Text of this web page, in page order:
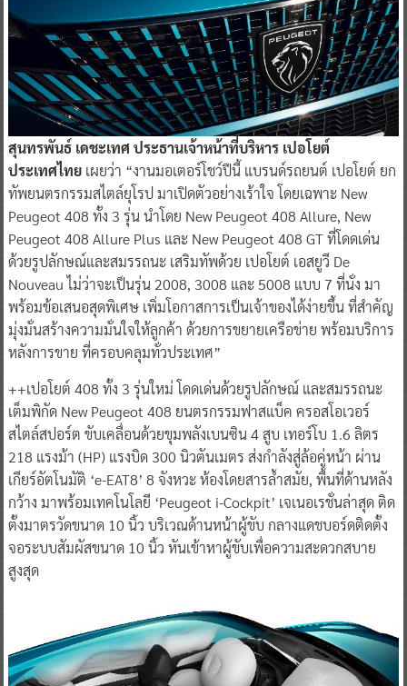
สุนทรพันธ์ เดชะเทศ ประธานเจ้าหน้าที่บริหาร เปอโยต์
ประเทศไทยเผยว่า “งานมอเตอร์โชว์ปีนี้ แบรนด์รถยนต์ เปอโยต์ ยก
ทัพยนตรกรรมสไตล์ยุโรป มาเปิดตัวอย่างเร้าใจ โดยเฉพาะ New
Peugeot 408 ทั้ง 3 รุ่น นำโดย New Peugeot 408 Allure, New
Peugeot 408 Allure Plus และ New Peugeot 408 GT ที่โดดเด่น
ด้วยรูปลักษณ์และสมรรถนะ เสริมทัพด้วย เปอโยต์ เอสยูวี De
Nouveau ไม่ว่าจะเป็นรุ่น 2008, 3008 และ 5008 แบบ 7 ที่นั่ง มา
พร้อมข้อเสนอสุดพิเศษ เพิ่มโอกาสการเป็นเจ้าของได้ง่ายขึ้น ที่สำคัญ
มุ่งมั่นสร้างความมั่นใจให้ลูกค้า ด้วยการขยายเครือข่าย พร้อมบริการ
หลังการขาย ที่ครอบคลุมทั่วประเทศ”
++เปอโยต์ 408 ทั้ง 3 รุ่นใหม่ โดดเด่นด้วยรูปลักษณ์ และสมรรถนะ
เต็มพิกัด New Peugeot 408 ยนตรกรรมฟาสแบ็ค ครอสโอเวอร์
สไตล์สปอร์ต ขับเคลื่อนด้วยขุมพลังเบนซิน 4 สูบ เทอร์โบ 1.6 ลิตร
218 แรงม้า (HP) แรงบิด 300 นิวตันเมตร ส่งกำลังสู่ล้อคู่หน้า ผ่าน
เกียร์อัตโนมัติ ‘e-EAT8’ 8 จังหวะ ห้องโดยสารล้ำสมัย, พื้นที่ด้านหลัง
กว้าง มาพร้อมเทคโนโลยี ‘Peugeot i-Cockpit’ เจเนอเรชั่นล่าสุด ติด
ตั้งมาตรวัดขนาด 10 นิ้ว บริเวณด้านหน้าผู้ขับ กลางแดชบอร์ดติดตั้ง
จอระบบสัมผัสขนาด 10 นิ้ว หันเข้าหาผู้ขับเพื่อความสะดวกสบาย
สูงสุด